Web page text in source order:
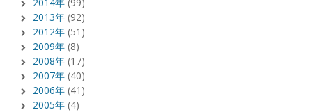
2013年 (92)
2012年 (51)
2009年 (8)
2008年 (17)
2007年 (40)
2006年 (41)
2005年 (4)